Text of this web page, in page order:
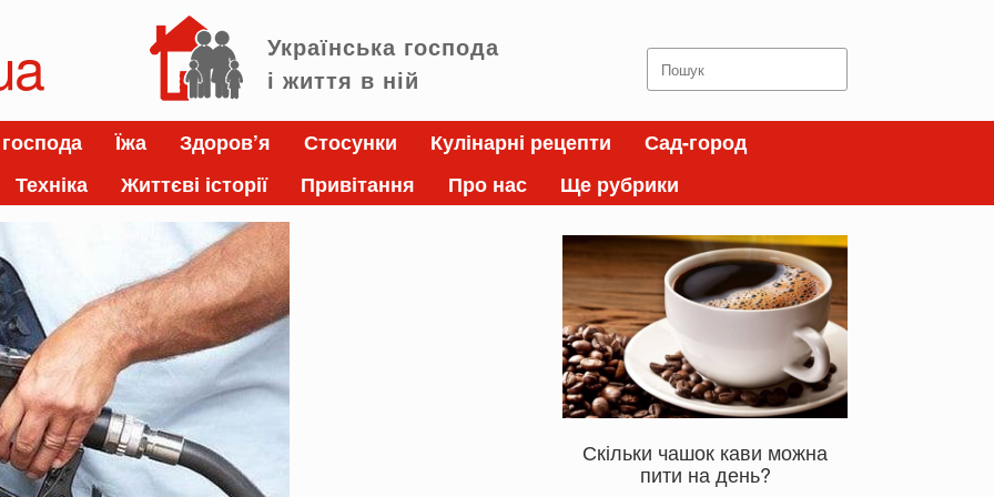
Українська господа
і життя в ній
Search
for:
Їжа Здоров’я Стосунки Кулінарні рецепти
Сад-город
Техніка Життєві історії Привітання Про нас Ще рубрики
Скільки чашок кави можна
пити на день?